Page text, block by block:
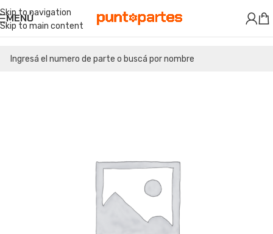
Skip to navigation
Skip to main content
MENÚ